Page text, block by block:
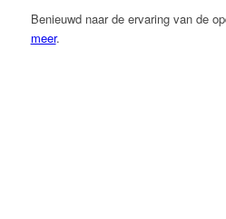
Benieuwd naar de ervaring van de
meer.